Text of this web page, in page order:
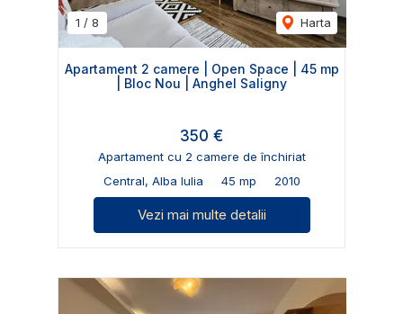
1 / 8 Harta
Apartament 2 camere | Open Space | 45 mp
| Bloc Nou | Anghel Saligny
350 €
Apartament cu 2 camere de închiriat
Central, Alba Iulia
45 mp 2010
Vezi mai multe detalii